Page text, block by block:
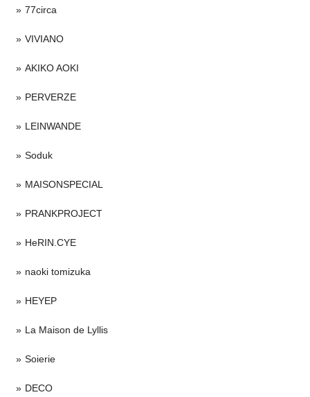
77circa
VIVIANO
AKIKO AOKI
PERVERZE
LEINWANDE
Soduk
MAISONSPECIAL
PRANKPROJECT
HeRIN.CYE
naoki tomizuka
HEYEP
La Maison de Lyllis
Soierie
DECO